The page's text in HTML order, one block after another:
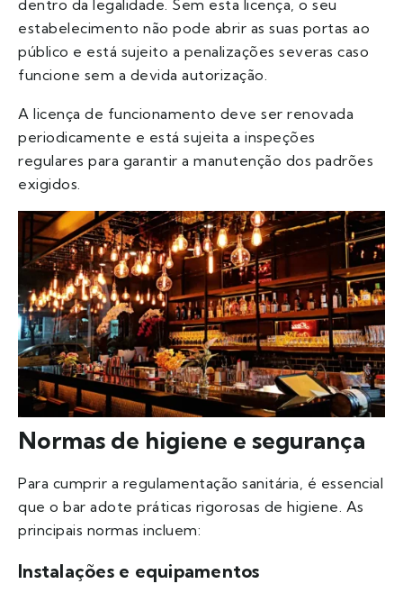
dentro da legalidade. Sem esta licença, o seu
estabelecimento não pode abrir as suas portas ao
público e está sujeito a penalizações severas caso
funcione sem a devida autorização.
A licença de funcionamento deve ser renovada
periodicamente e está sujeita a inspeções
regulares para garantir a manutenção dos padrões
exigidos.
Normas de higiene e segurança
Para cumprir a regulamentação sanitária, é essencial
que o bar adote práticas rigorosas de higiene. As
principais normas incluem:
Instalações e equipamentos